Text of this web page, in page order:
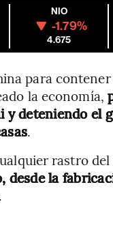
NIO
-1.79%
4.675
para
la economía,
deteniendo el
.
rastro
la